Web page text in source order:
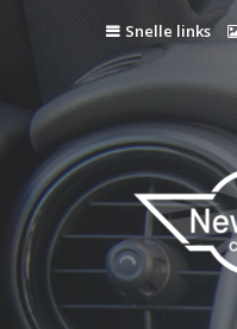
Snelle links